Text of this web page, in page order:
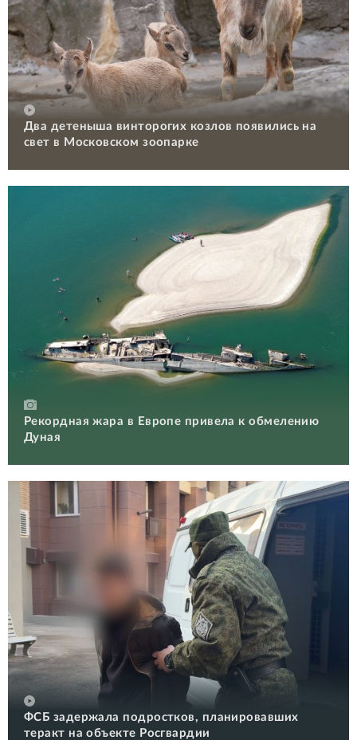
Два детеныша винторогих козлов появились на
свет в Московском зоопарке
Рекордная жара в Европе привела к обмелению
Дуная
ФСБ задержала подростков, планировавших
теракт на объекте Росгвардии